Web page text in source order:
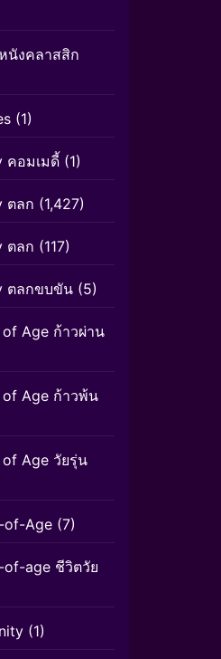
นังคลาสสิก
(1)
คอมเมดี้ (1)
ตลก (1,427)
ตลก (117)
ตลกขบขัน (5)
Age ก้าวผ่าน
of Age ก้าวพ้น
Age วัยรุ่น
of-Age (7)
of-age ชีวิตวัย
(1)